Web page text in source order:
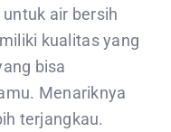
air bersih
kualitas yang
bisa
Menariknya
terjangkau.